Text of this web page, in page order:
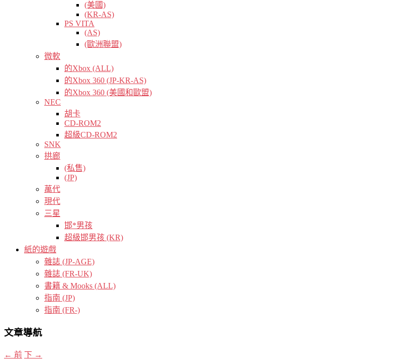
(美國)
(KR-AS)
PS VITA
(AS)
(歐洲聯盟)
微軟
的Xbox (ALL)
的Xbox 360 (JP-KR-AS)
的Xbox 360 (美國和歐盟)
NEC
胡卡
CD-ROM2
超級CD-ROM2
SNK
拱廊
(私售)
(JP)
萬代
現代
三星
邯*男孩
超級邯男孩 (KR)
紙的遊戲
雜誌 (JP-AGE)
雜誌 (FR-UK)
書籍 & Mooks (ALL)
指南 (JP)
指南 (FR-)
文章導航
← 前 下 →